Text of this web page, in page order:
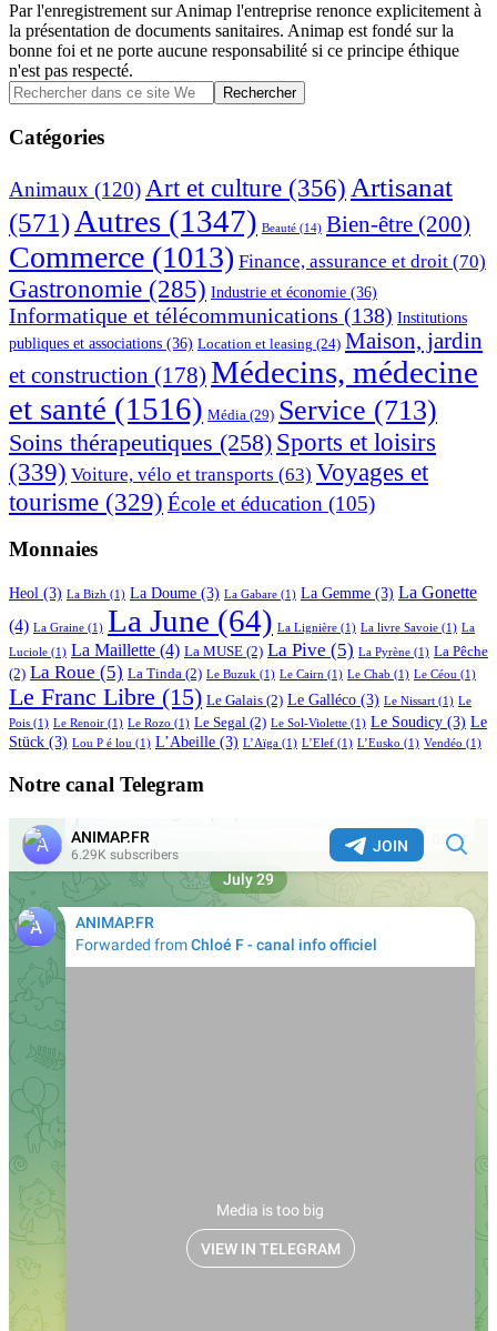
Par l'enregistrement sur Animap l'entreprise renonce explicitement à
la présentation de documents sanitaires. Animap est fondé sur la
bonne foi et ne porte aucune responsabilité si ce principe éthique
n'est pas respecté.
Barre
latérale
principale
Rechercher
dans
ce
site
Catégories
Animaux (120) Art et culture (356) Artisanat
(571) Autres (1347) Beauté (14) Bien-être (200)
Commerce (1013) Finance, assurance et droit (70)
Gastronomie (285) Industrie et économie (36)
Informatique et télécommunications (138) Institutions
publiques et associations (36) Location et leasing (24) Maison, jardin
et construction (178) Médecins, médecine
et santé (1516) Média (29) Service (713)
Soins thérapeutiques (258) Sports et loisirs
(339) Voiture, vélo et transports (63) Voyages et
tourisme (329) École et éducation (105)
Monnaies
Heol (3) La Bizh (1) La Doume (3) La Gabare (1) La Gemme (3) La Gonette
(4) La Graine (1) La June (64) La Lignière (1) La livre Savoie (1) La
Luciole (1) La Maillette (4) La MUSE (2) La Pive (5) La Pyrène (1) La Pêche
(2) La Roue (5) La Tinda (2) Le Buzuk (1) Le Cairn (1) Le Chab (1) Le Céou (1)
Le Franc Libre (15) Le Galais (2) Le Galléco (3) Le Nissart (1) Le
Pois (1) Le Renoir (1) Le Rozo (1) Le Segal (2) Le Sol-Violette (1) Le Soudicy (3) Le
Stück (3) Lou P é lou (1) L’Abeille (3) L’Aïga (1) L’Elef (1) L’Eusko (1) Vendéo (1)
Notre canal Telegram